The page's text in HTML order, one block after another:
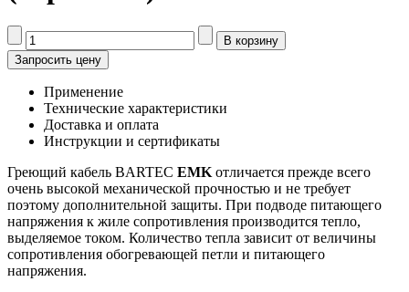
Запросить цену
Применение
Технические характеристики
Доставка и оплата
Инструкции и сертификаты
Греющий кабель BARTEC EMK отличается прежде всего
очень высокой механической прочностью и не требует
поэтому дополнительной защиты. При подводе питающего
напряжения к жиле сопротивления производится тепло,
выделяемое током. Количество тепла зависит от величины
сопротивления обогревающей петли и питающего
напряжения.